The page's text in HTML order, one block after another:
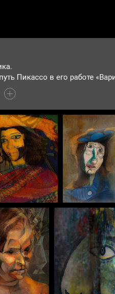
его – взаимоотношение
Пикассо.
путем рисования на теле моделей и фоне. Работы как